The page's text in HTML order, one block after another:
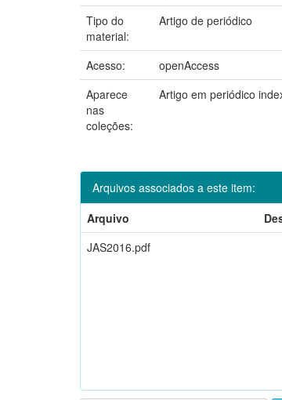
Tipo do
material:
Artigo de periódico
Acesso:
openAccess
Aparece
nas
coleções:
Artigo em periódico
Arquivos associados a este item:
Arquivo
JAS2016.pdf